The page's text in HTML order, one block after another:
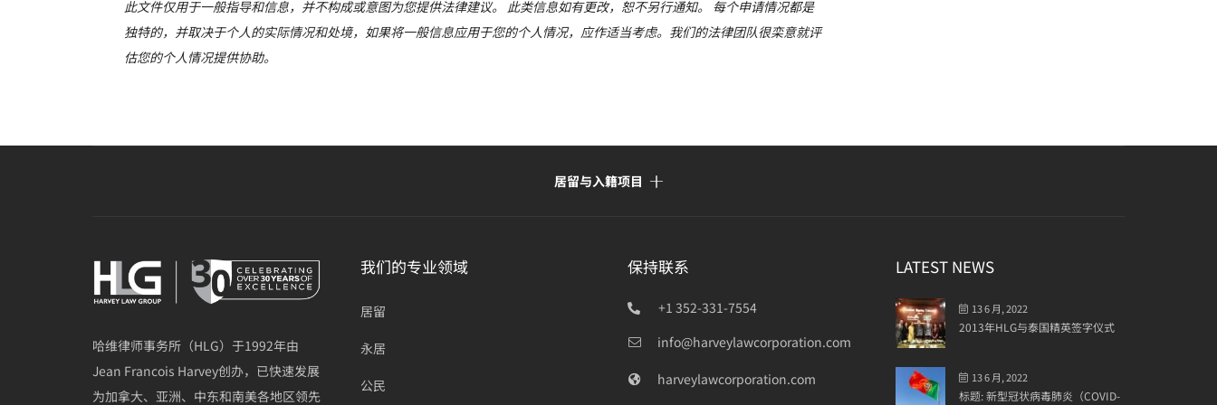
此文件仅用于一般指导和信息，并不构成或意图为您提供法律建议。 此类信息如有更改，恕不另行通知。 每个申请情况都是
独特的，并取决于个人的实际情况和处境，如果将一般信息应用于您的个人情况，应作适当考虑。我们的法律团队很栾意就评
估您的个人情况提供协助。
居留与入籍项目
哈维律师事务所（HLG）于1992年由
Jean Francois Harvey创办，已快速发展
为加拿大、亚洲、中东和南美各地区领先
我们的专业领域
居留
永居
公民
保持联系
+1 352-331-7554
info@harveylawcorporation.com
harveylawcorporation.com
LATEST NEWS
13 6 月, 2022
2013年HLG与泰国精英签字仪式
13 6 月, 2022
标题: 新型冠状病毒肺炎（COVID-